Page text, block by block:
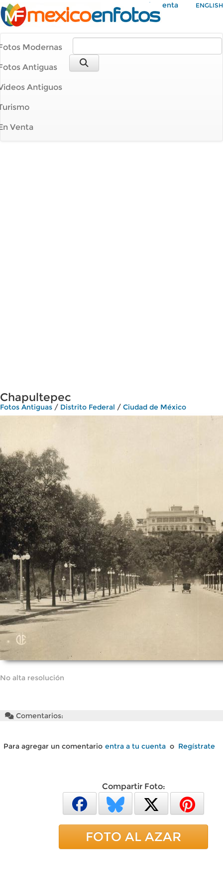
Mi Cuenta ENGLISH
Modernas
Antiguas
Antiguos
Venta
Chapultepec
Fotos Antiguas / Distrito Federal / Ciudad de México
No alta resolución
Comentarios:
Para agregar un comentario entra a tu cuenta o Regístrate
Compartir Foto:
FOTO AL AZAR